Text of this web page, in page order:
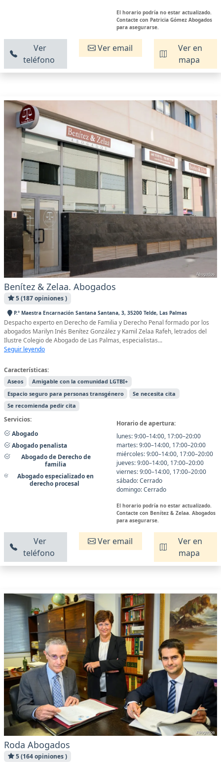
El horario podría no estar actualizado.
Contacte con Patricia Gómez Abogados
para asegurarse.
Ver
teléfono
Ver email
Ver en
mapa
Benítez & Zelaa. Abogados
5 (187 opiniones )
P.º Maestra Encarnación Santana Santana, 3, 35200 Telde, Las Palmas
Despacho experto en Derecho de Familia y Derecho Penal formado por los
abogados Marilyn Inés Benítez González y Kamil Zelaa Rafeh, letrados del
Ilustre Colegio de Abogado de Las Palmas, especialistas...
Seguir leyendo
Características:
Aseos
Amigable con la comunidad LGTBI+
Espacio seguro para personas transgénero
Se necesita cita
Se recomienda pedir cita
Servicios:
Abogado
Abogado penalista
Abogado de Derecho de
familia
Abogado especializado en
derecho procesal
Horario de apertura:
lunes: 9:00–14:00, 17:00–20:00
martes: 9:00–14:00, 17:00–20:00
miércoles: 9:00–14:00, 17:00–20:00
jueves: 9:00–14:00, 17:00–20:00
viernes: 9:00–14:00, 17:00–20:00
sábado: Cerrado
domingo: Cerrado
El horario podría no estar actualizado.
Contacte con Benítez & Zelaa. Abogados
para asegurarse.
Ver
teléfono
Ver email
Ver en
mapa
Roda Abogados
5 (164 opiniones )